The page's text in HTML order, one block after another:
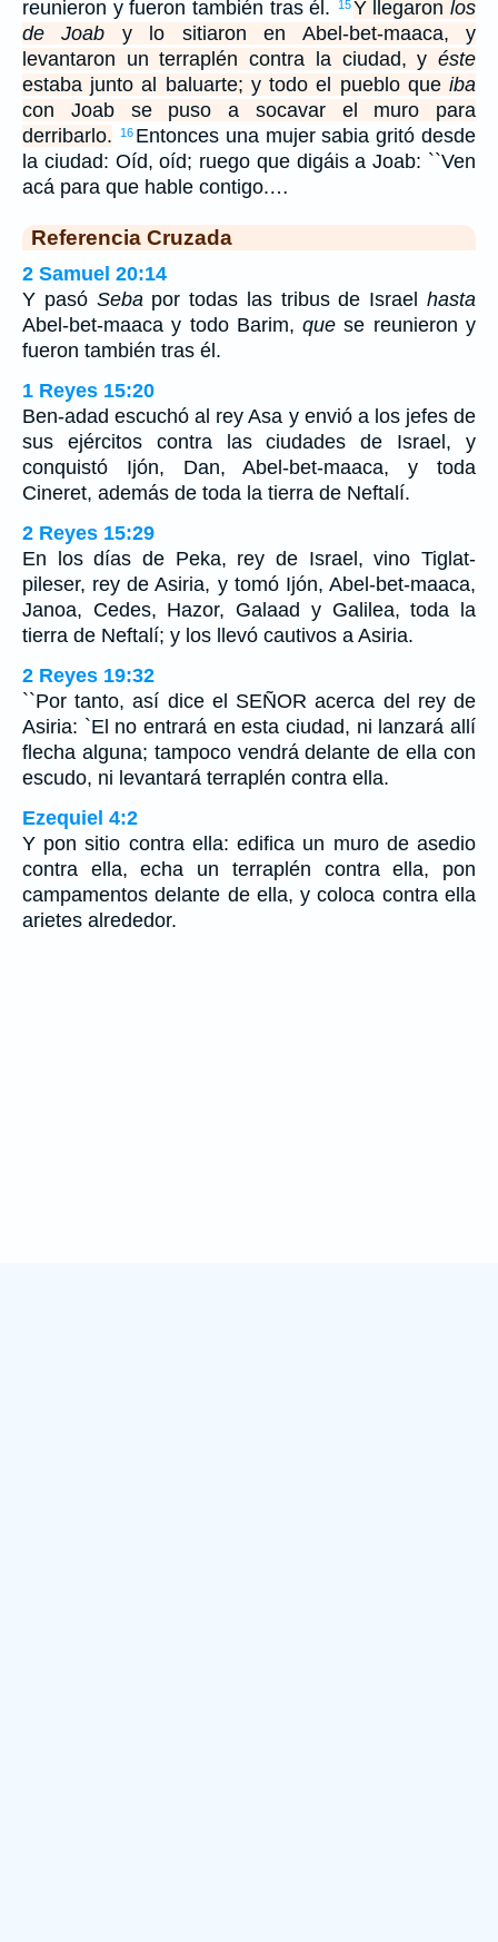
reunieron y fueron también tras él. 15Y llegaron los
de Joab y lo sitiaron en Abel-bet-maaca, y
levantaron un terraplén contra la ciudad, y éste
estaba junto al baluarte; y todo el pueblo que iba
con Joab se puso a socavar el muro para
derribarlo.
16 Entonces una mujer sabia gritó desde
la ciudad: Oíd, oíd; ruego que digáis a Joab: ``Ven
acá para que hable contigo.…
Referencia Cruzada
2 Samuel 20:14
Y pasó Sebapor todas las tribus de Israelhasta
Abel-bet-maaca y todo Barim,que se reunieron y
fueron también tras él.
1 Reyes 15:20
Ben-adad escuchó al rey Asa y envió a los jefes de
sus ejércitos contra las ciudades de Israel, y
conquistó Ijón, Dan, Abel-bet-maaca, y toda
Cineret, además de toda la tierra de Neftalí.
2 Reyes 15:29
En los días de Peka, rey de Israel, vino Tiglat-
pileser, rey de Asiria, y tomó Ijón, Abel-bet-maaca,
Janoa, Cedes, Hazor, Galaad y Galilea, toda la
tierra de Neftalí; y los llevó cautivos a Asiria.
2 Reyes 19:32
``Por tanto, así dice el SEÑOR acerca del rey de
Asiria: `El no entrará en esta ciudad, ni lanzará allí
flecha alguna; tampoco vendrá delante de ella con
escudo, ni levantará terraplén contra ella.
Ezequiel 4:2
Y pon sitio contra ella: edifica un muro de asedio
contra ella, echa un terraplén contra ella, pon
campamentos delante de ella, y coloca contra ella
arietes alrededor.